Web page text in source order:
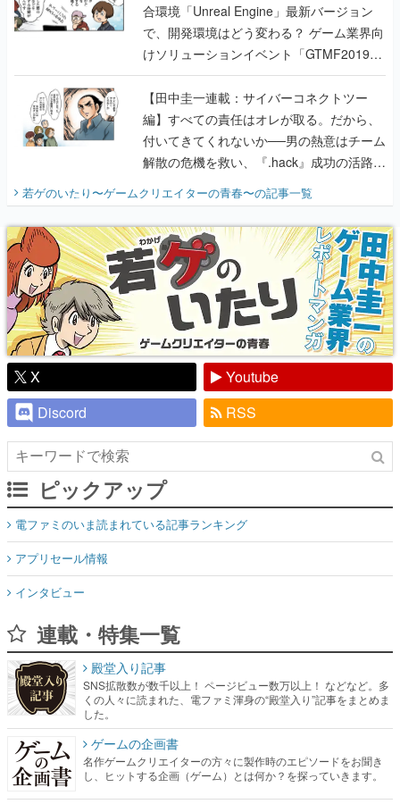
合環境「Unreal Engine」最新バージョン
で、開発環境はどう変わる？ ゲーム業界向
けソリューションイベント「GTMF2019」
に行って、より理解を深めよう【PR】
【田中圭一連載：サイバーコネクトツー
編】すべての責任はオレが取る。だから、
付いてきてくれないか──男の熱意はチーム
解散の危機を救い、『.hack』成功の活路を
開く。業界の快男児・松山 洋に流れる血は
『少年ジャンプ』色だった【若ゲのいた
り】
若ゲのいたり〜ゲームクリエイターの青春〜の記事一覧
X
Youtube
Discord
RSS
ピックアップ
電ファミのいま読まれている記事ランキング
アプリセール情報
インタビュー
連載・特集一覧
殿堂入り記事
SNS拡散数が数千以上！ ページビュー数万以上！ などなど。多
くの人々に読まれた、電ファミ渾身の“殿堂入り”記事をまとめま
した。
ゲームの企画書
名作ゲームクリエイターの方々に製作時のエピソードをお聞き
し、ヒットする企画（ゲーム）とは何か？を探っていきます。